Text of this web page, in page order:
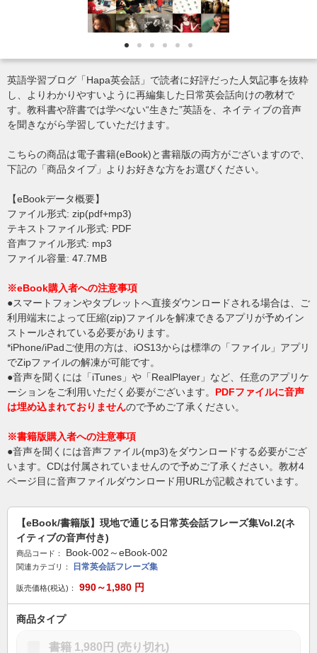
英語学習ブログ「Hapa英会話」で読者に好評だった人気記事を抜粋
し、よりわかりやすいように再編集した日常英会話向けの教材で
す。教科書や辞書では学べない“生きた”英語を、ネイティブの音声
を聞きながら学習していただけます。
こちらの商品は電子書籍(eBook)と書籍版の両方がございますので、
下記の「商品タイプ」よりお好きな方をお選びください。
【eBookデータ概要】
ファイル形式: zip(pdf+mp3)
テキストファイル形式: PDF
音声ファイル形式: mp3
ファイル容量: 47.7MB
※eBook購入者への注意事項
●スマートフォンやタブレットへ直接ダウンロードされる場合は、ご
利用端末によって圧縮(zip)ファイルを解凍できるアプリが予めイン
ストールされている必要があります。
*iPhone/iPadご使用の方は、iOS13からは標準の「ファイル」アプリ
でZipファイルの解凍が可能です。
●音声を聞くには「iTunes」や「RealPlayer」など、任意のアプリケ
ーションをご利用いただく必要がございます。 PDFファイルに音声
は埋め込まれておりませんので予めご了承ください。
※書籍版購入者への注意事項
●音声を聞くには音声ファイル(mp3)をダウンロードする必要がござ
います。CDは付属されていませんので予めご了承ください。教材4
ページ目に音声ファイルダウンロード用URLが記載されています。
【eBook/書籍版】現地で通じる日常英会話フレーズ集Vol.2(ネ
イティブの音声付き)
商品コード： Book-002～eBook-002
関連カテゴリ： 日常英会話フレーズ集
販売価格(税込)： 990～1,980 円
商品タイプ
書籍 1,980円 (売り切れ)